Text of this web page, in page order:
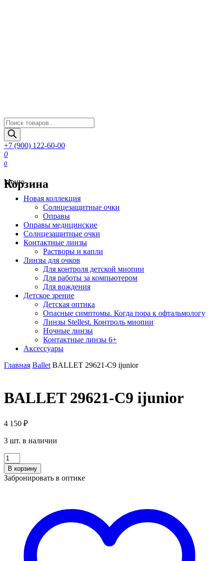
Поиск
товаров
+7 (900) 122-60-00
0
0
Корзина
Меню
Новая коллекция
Солнцезащитные очки
Оправы
Оправы медицинские
Солнцезащитные очки
Контактные линзы
Растворы и капли
Линзы для очков
Для контроля детской миопии
Для работы за компьютером
Для вождения
Детское зрение
Детская оптика
Опасные симптомы. Когда пора к офтальмологу
Линзы Stellest. Контроль миопии
Ночные линзы
Контактные линзы 6+
Аксессуары
Главная Ballet BALLET 29621-C9 ijunior
BALLET 29621-C9 ijunior
4 150 ₽
3 шт. в наличии
Количество
BALLET
29621-
C9
В корзину
Забронировать в оптике